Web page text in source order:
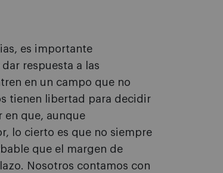
es importante
respuesta a las
en un campo que no
tienen libertad para decidir
en que, aunque
lo cierto es que no siempre
que el margen de
Nosotros contamos con